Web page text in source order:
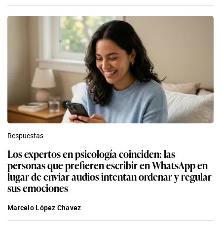
Respuestas
Los expertos en psicología coinciden: las
personas que prefieren escribir en WhatsApp en
lugar de enviar audios intentan ordenar y regular
sus emociones
Marcelo López Chavez